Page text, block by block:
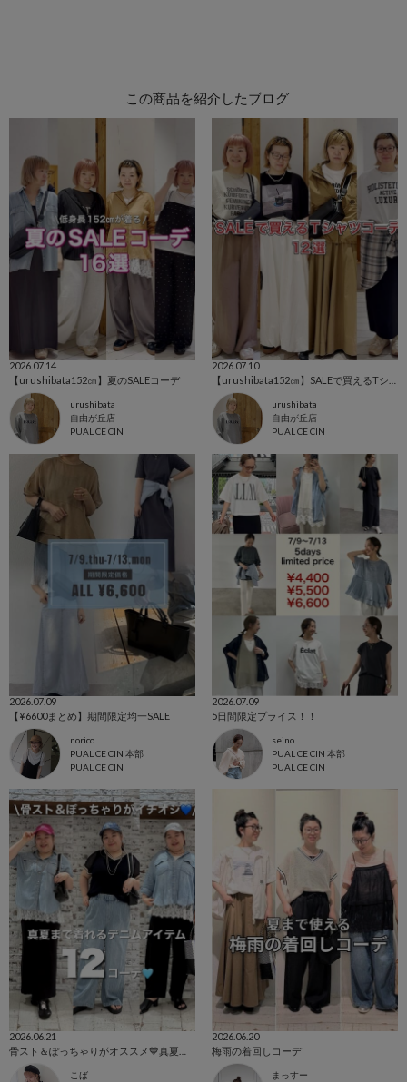
この商品を紹介したブログ
2026.07.14
【urushibata152㎝】夏のSALEコーデ
urushibata
自由が丘店
PUAL CE CIN
2026.07.10
urushibata
自由が丘店
PUAL CE CIN
2026.07.09
【¥6600まとめ】期間限定均一SALE
norico
PUAL CE CIN 本部
PUAL CE CIN
2026.07.09
5日間限定プライス！！
seino
PUAL CE CIN 本部
PUAL CE CIN
2026.06.21
こば
2026.06.20
梅雨の着回しコーデ
まっすー